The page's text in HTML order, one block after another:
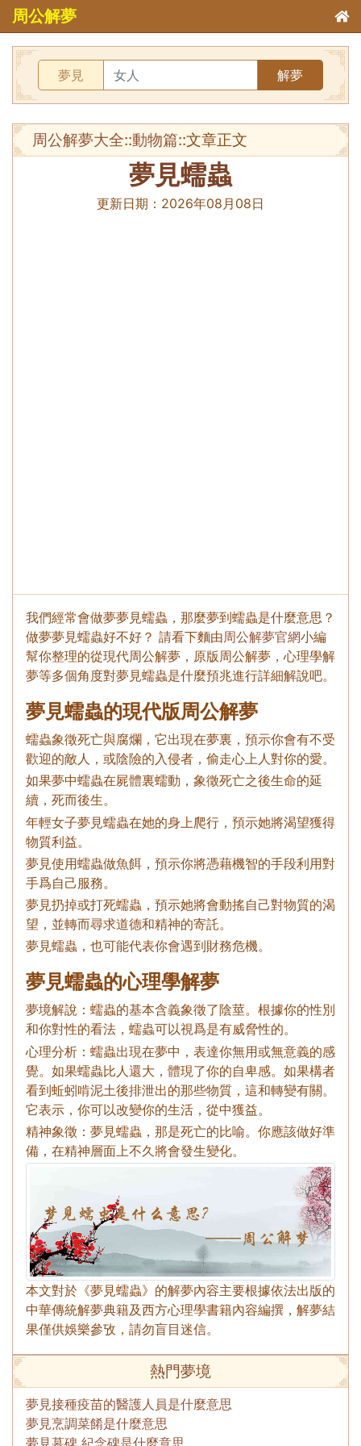
周公解夢
夢見 解夢
周公解夢大全::動物篇::文章正文
夢見蠕蟲
更新日期： 2026年08月08日
我們經常會做夢夢見蠕蟲，那麼夢到蠕蟲是什麼意思？
做夢夢見蠕蟲好不好？ 請看下麵由周公解夢官網小編
幫你整理的從現代周公解夢，原版周公解夢，心理學解
夢等多個角度對夢見蠕蟲是什麼預兆進行詳細解說吧。
夢見蠕蟲的現代版周公解夢
蠕蟲象徵死亡與腐爛，它出現在夢裏，預示你會有不受
歡迎的敵人，或陰險的入侵者，偷走心上人對你的愛。
如果夢中蠕蟲在屍體裏蠕動，象徵死亡之後生命的延
續，死而後生。
年輕女子夢見蠕蟲在她的身上爬行，預示她將渴望獲得
物質利益。
夢見使用蠕蟲做魚餌，預示你將憑藉機智的手段利用對
手爲自己服務。
夢見扔掉或打死蠕蟲，預示她將會動搖自己對物質的渴
望，並轉而尋求道德和精神的寄託。
夢見蠕蟲，也可能代表你會遇到財務危機。
夢見蠕蟲的心理學解夢
夢境解說：蠕蟲的基本含義象徵了陰莖。根據你的性別
和你對性的看法，蠕蟲可以視爲是有威脅性的。
心理分析：蠕蟲出現在夢中，表達你無用或無意義的感
覺。如果蠕蟲比人還大，體現了你的自卑感。如果構者
看到蚯蚓啃泥土後排泄出的那些物質，這和轉變有關。
它表示，你可以改變你的生活，從中獲益。
精神象徵：夢見蠕蟲，那是死亡的比喻。你應該做好準
備，在精神層面上不久將會發生變化。
本文對於《夢見蠕蟲》的解夢內容主要根據依法出版的
中華傳統解夢典籍及西方心理學書籍內容編撰，解夢結
果僅供娛樂參攷，請勿盲目迷信。
熱門夢境
夢見接種疫苗的醫護人員是什麼意思
夢見烹調菜餚是什麼意思